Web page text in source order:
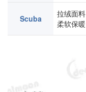
Scuba
拉绒面料
柔软保暖